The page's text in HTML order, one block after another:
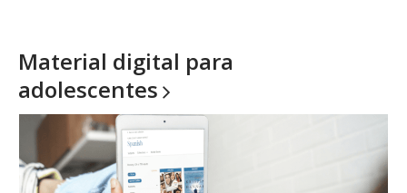
Material digital para
adolescentes